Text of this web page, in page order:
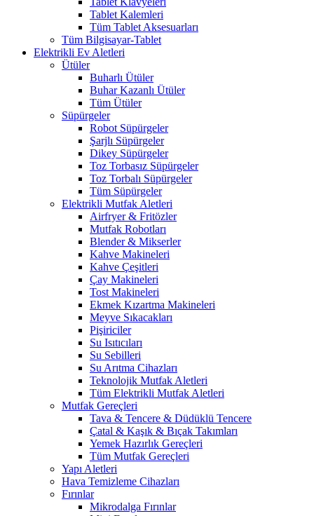
Tablet Kalemleri
Tüm Tablet Aksesuarları
Tüm Bilgisayar-Tablet
Elektrikli Ev Aletleri
Ütüler
Buharlı Ütüler
Buhar Kazanlı Ütüler
Tüm Ütüler
Süpürgeler
Robot Süpürgeler
Şarjlı Süpürgeler
Dikey Süpürgeler
Toz Torbasız Süpürgeler
Toz Torbalı Süpürgeler
Tüm Süpürgeler
Elektrikli Mutfak Aletleri
Airfryer & Fritözler
Mutfak Robotları
Blender & Mikserler
Kahve Makineleri
Kahve Çeşitleri
Çay Makineleri
Tost Makineleri
Ekmek Kızartma Makineleri
Meyve Sıkacakları
Pişiriciler
Su Isıtıcıları
Su Sebilleri
Su Arıtma Cihazları
Teknolojik Mutfak Aletleri
Tüm Elektrikli Mutfak Aletleri
Mutfak Gereçleri
Tava & Tencere & Düdüklü Tencere
Çatal & Kaşık & Bıçak Takımları
Yemek Hazırlık Gereçleri
Tüm Mutfak Gereçleri
Yapı Aletleri
Hava Temizleme Cihazları
Fırınlar
Mikrodalga Fırınlar